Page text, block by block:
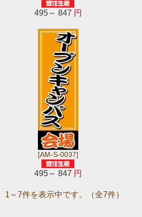
495～ 847 円
[AM-S-0037]
495～ 847 円
1～7件を表示中です。（全7件）